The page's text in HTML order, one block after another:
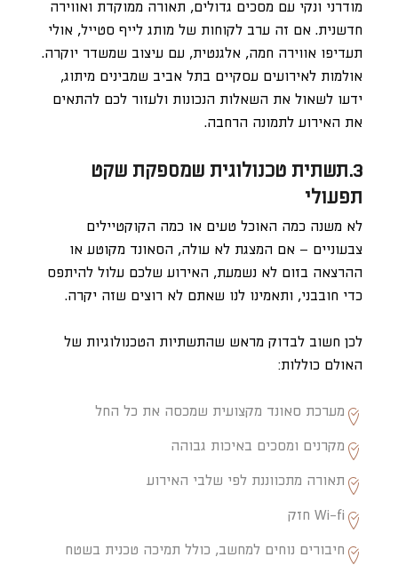
מודרני ונקי עם מסכים גדולים, תאורה ממוקדת ואווירה
חדשנית. אם זה ערב לקוחות של מותג לייף סטייל, אולי
תעדיפו אווירה חמה, אלגנטית, עם עיצוב שמשדר יוקרה.
אולמות לאירועים עסקיים בתל אביב שמבינים מיתוג,
ידעו לשאול את השאלות הנכונות ולעזור לכם להתאים
את האירוע לתמונה הרחבה.
3.תשתית טכנולוגית שמספקת שקט
תפעולי
לא משנה כמה האוכל טעים או כמה הקוקטיילים
צבעוניים – אם המצגת לא עולה, הסאונד מקוטע או
ההרצאה בזום לא נשמעת, האירוע שלכם עלול להיתפס
כדי חובבני, ותאמינו לנו שאתם לא רוצים שזה יקרה.
לכן חשוב לבדוק מראש שהתשתיות הטכנולוגיות של
האולם כוללות:
מערכת סאונד מקצועית שמכסה את כל החל
מקרנים ומסכים באיכות גבוהה
תאורה מתכווננת לפי שלבי האירוע
Wi-fi חזק
חיבורים נוחים למחשב, כולל תמיכה טכנית בשטח